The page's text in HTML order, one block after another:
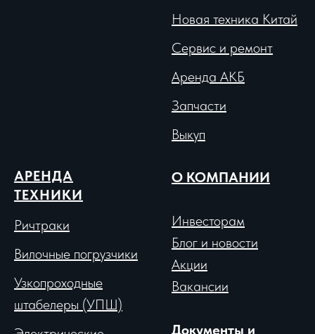
Новая техника Китай
Сервис и ремонт
Аренда АКБ
Запчасти
Выкуп
АРЕНДА
ТЕХНИКИ
Ричтраки
Вилочные погрузчики
Узкопроходные
штабелеры (УПШ)
О КОМПАНИИ
Инвесторам
Блог и новости
Акции
Вакансии
Документы и